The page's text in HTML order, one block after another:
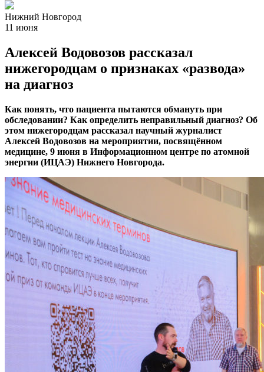
Нижний Новгород
11 июня
Алексей Водовозов рассказал
нижегородцам о признаках «развода»
на диагноз
Как понять, что пациента пытаются обмануть при
обследовании? Как определить неправильный диагноз? Об
этом нижегородцам рассказал научный журналист
Алексей Водовозов на мероприятии, посвящённом
медицине, 9 июня в Информационном центре по атомной
энергии (ИЦАЭ) Нижнего Новгорода.